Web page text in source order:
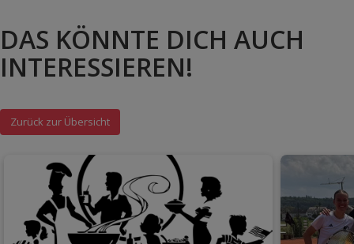
DAS KÖNNTE DICH AUCH
INTERESSIEREN!
Zurück zur Übersicht